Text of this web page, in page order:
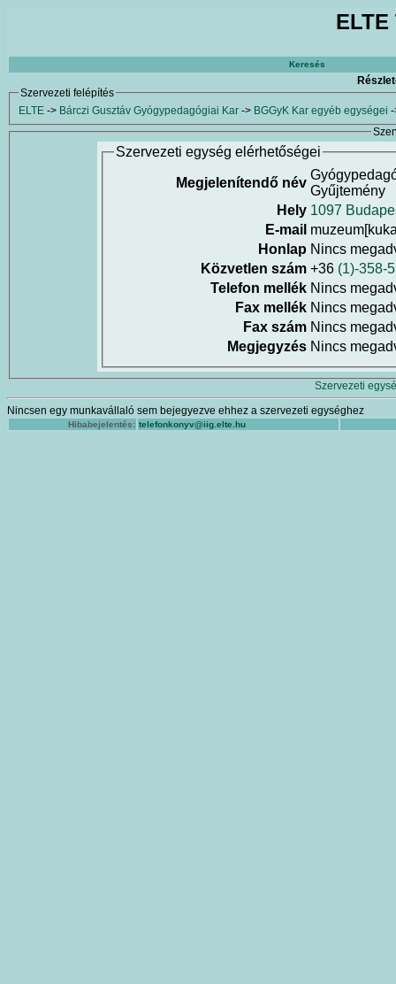
Keresés
Szervezeti felépítés
ELTE -> Bárczi Gusztáv Gyógypedagógiai Kar -> BGGyK Kar egyéb egységei
Szervezeti egység elérhetőségei
Megjelenítendő név
Gyűjtemény
Hely 1097
E-mail
Honlap Nincs
Közvetlen szám +36 (1)-358-
Telefon mellék Nincs
Fax mellék Nincs
Fax szám Nincs
Megjegyzés Nincs
Szervezeti
Nincsen egy munkavállaló sem bejegyezve ehhez a szervezeti egységhez
Hibabejelentés: telefonkonyv@iig.elte.hu